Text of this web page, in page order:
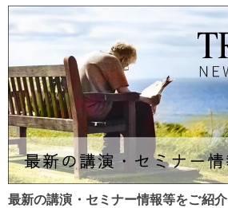
最新の講演・セミナー情報等をご紹介